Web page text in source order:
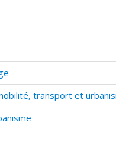
transport et